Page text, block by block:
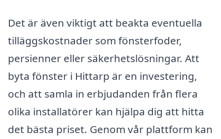
Det är även viktigt att beakta eventuella
tilläggskostnader som fönsterfoder,
persienner eller säkerhetslösningar. Att
byta fönster i Hittarp är en investering,
och att samla in erbjudanden från flera
olika installatörer kan hjälpa dig att hitta
det bästa priset. Genom vår plattform kan